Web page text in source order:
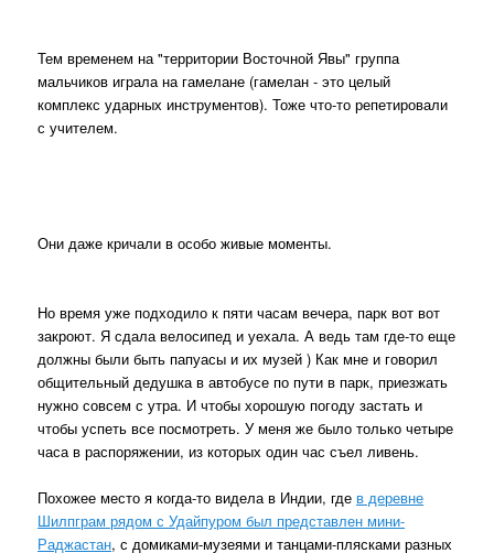
Тем временем на "территории Восточной Явы" группа
мальчиков играла на гамелане (гамелан - это целый
комплекс ударных инструментов). Тоже что-то репетировали
с учителем.
Они даже кричали в особо живые моменты.
Но время уже подходило к пяти часам вечера, парк вот вот
закроют. Я сдала велосипед и уехала. А ведь там где-то еще
должны были быть папуасы и их музей ) Как мне и говорил
общительный дедушка в автобусе по пути в парк, приезжать
нужно совсем с утра. И чтобы хорошую погоду застать и
чтобы успеть все посмотреть. У меня же было только четыре
часа в распоряжении, из которых один час съел ливень.
Похожее место я когда-то видела в Индии, где в деревне
Шилпграм рядом с Удайпуром был представлен мини-
Раджастан, с домиками-музеями и танцами-плясками разных